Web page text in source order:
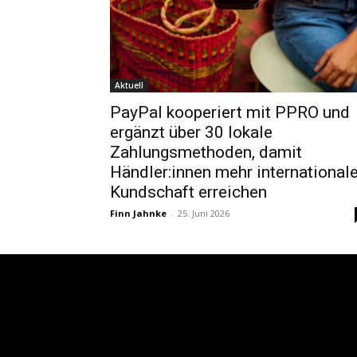
Aktuell
PayPal kooperiert mit PPRO und
ergänzt über 30 lokale
Zahlungsmethoden, damit
Händler:innen mehr
Kundschaft erreichen
Finn Jahnke - 25. Juni 2026